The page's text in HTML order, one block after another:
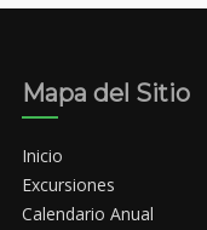
Mapa del Sitio
Inicio
Excursiones
Calendario Anual